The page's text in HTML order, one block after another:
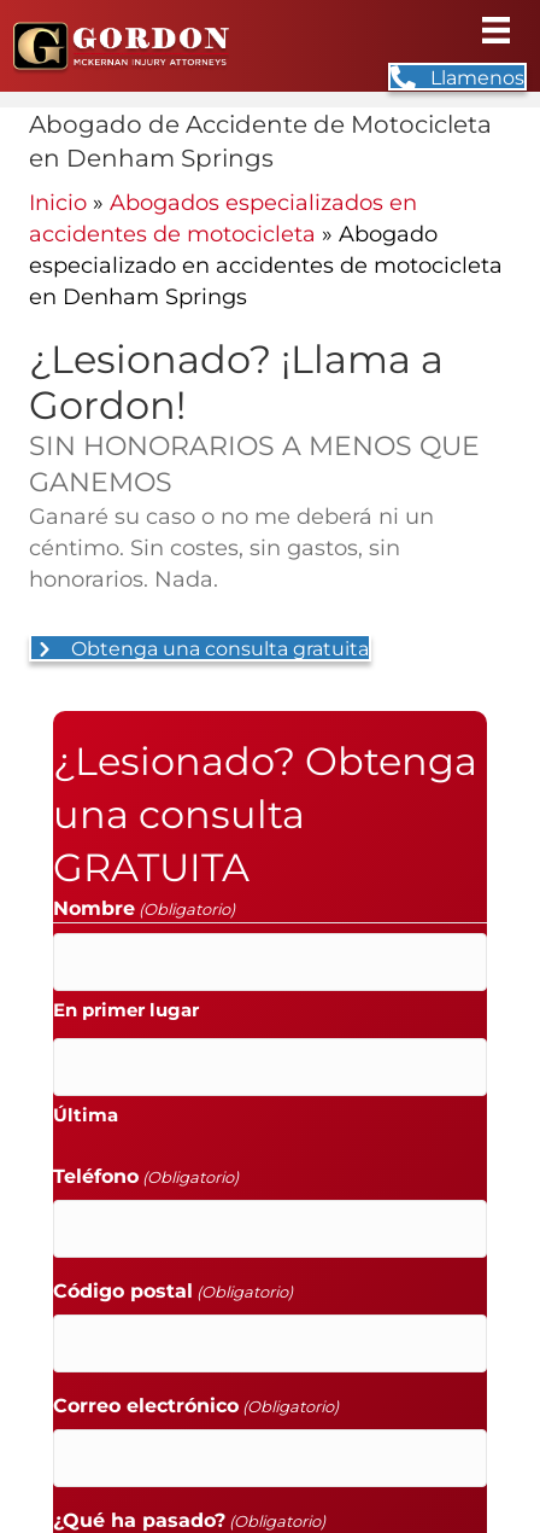
Llamenos
Abogado de Accidente de Motocicleta
en Denham Springs
Inicio » Abogados especializados en
accidentes de motocicleta » Abogado
especializado en accidentes de motocicleta
en Denham Springs
¿Lesionado? ¡Llama a
Gordon!
SIN HONORARIOS A MENOS QUE
GANEMOS
Ganaré su caso o no me deberá ni un
céntimo. Sin costes, sin gastos, sin
honorarios. Nada.
Obtenga una consulta gratuita
¿Lesionado? Obtenga
una consulta
GRATUITA
Nombre (Obligatorio)
En primer lugar
Última
Teléfono (Obligatorio)
Código postal (Obligatorio)
Correo electrónico (Obligatorio)
¿Qué ha pasado? (Obligatorio)